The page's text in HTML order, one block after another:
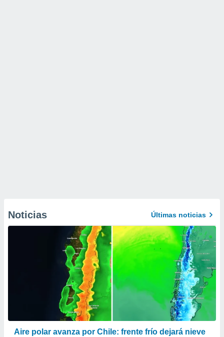
Noticias Últimas noticias
Aire polar avanza por Chile: frente frío dejará nieve